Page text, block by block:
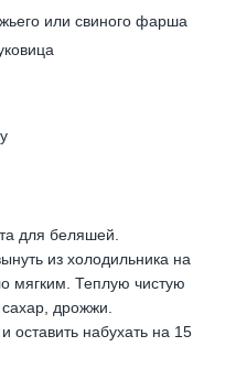
или свиного фарша
для беляшей.
из холодильника на
мягким. Теплую чистую
дрожжи.
оставить набухать на 15